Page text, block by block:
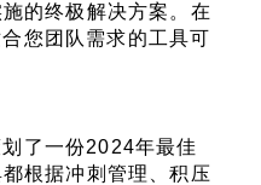
的终极解决方案。在
您团队需求的工具可
了一份2024年最佳
根据冲刺管理、积压